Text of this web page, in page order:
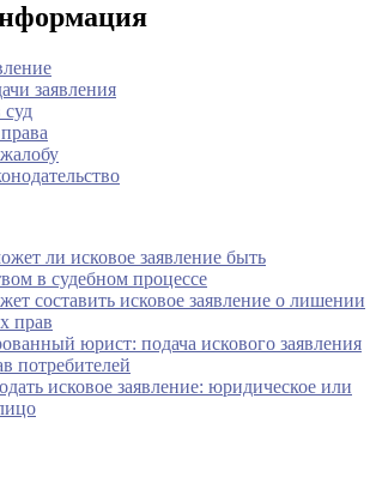
заявления
суд
ли исковое заявление быть
в судебном процессе
составить исковое заявление о лишении
прав
юрист: подача искового заявления
потребителей
исковое заявление: юридическое или